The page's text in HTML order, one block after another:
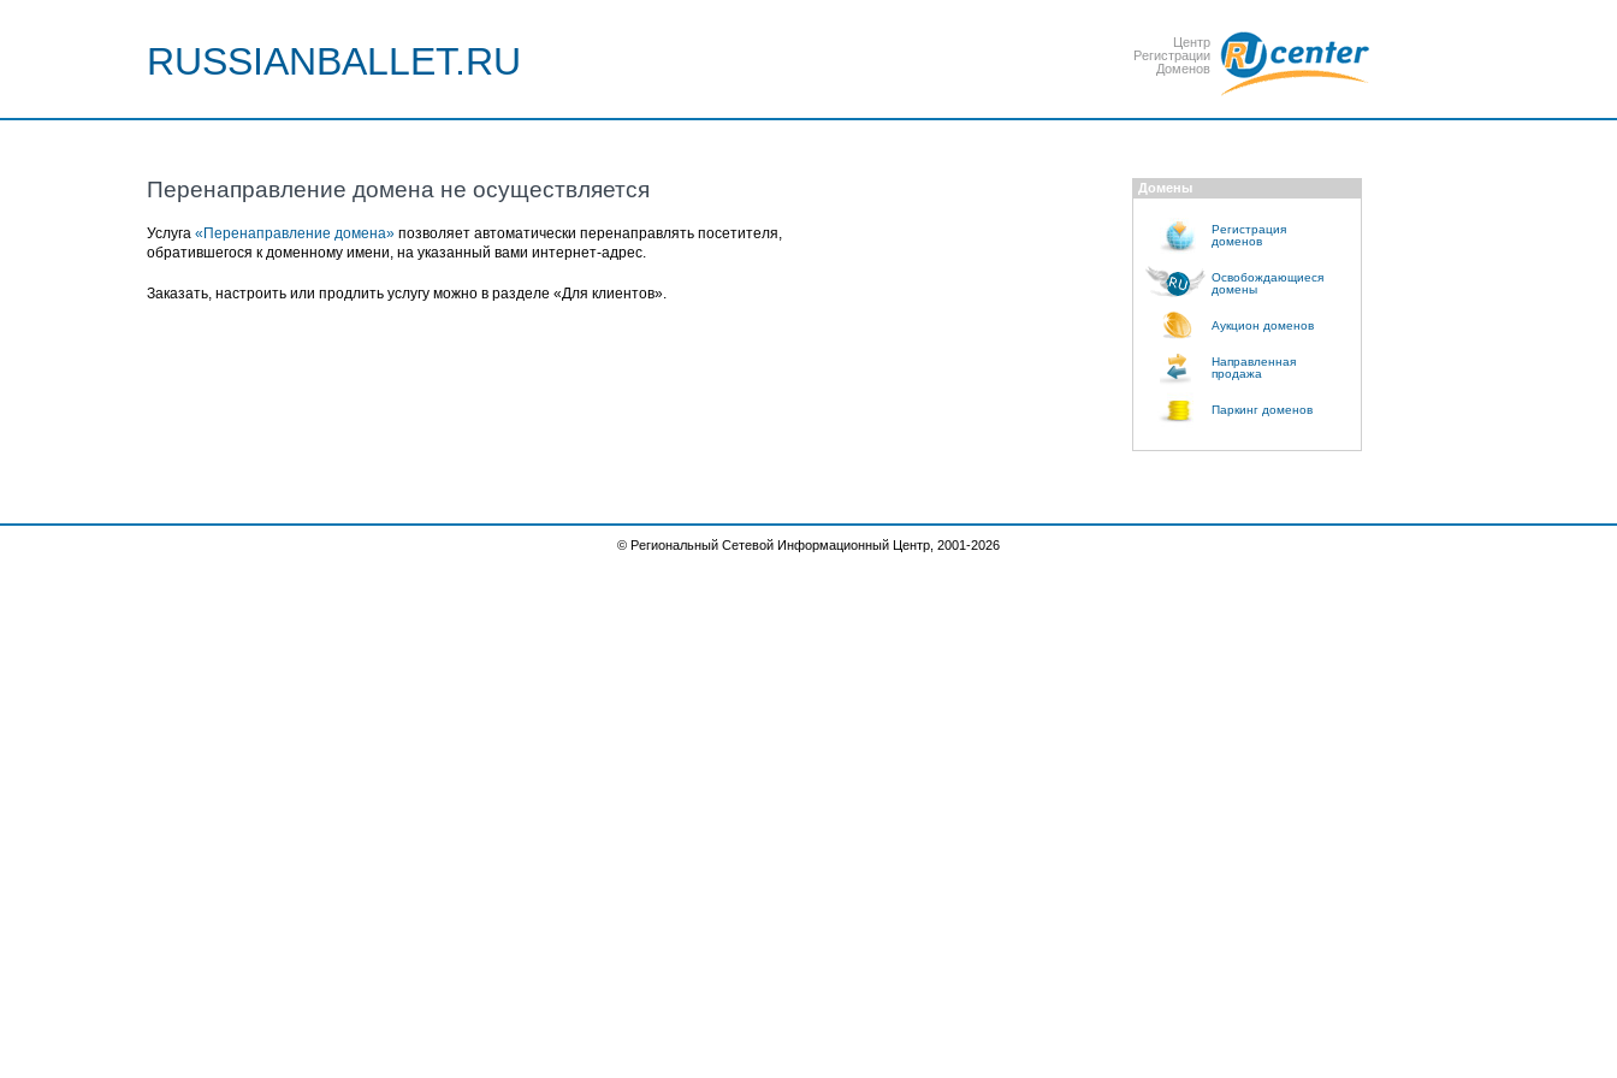
RUSSIANBALLET.RU
Центр
Регистрации
Доменов
Перенаправление домена не осуществляется
Услуга «Перенаправление домена» позволяет автоматически перенаправлять посетителя,
обратившегося к доменному имени, на указанный вами интернет-адрес.
Заказать, настроить или продлить услугу можно в разделе «Для клиентов».
Домены
Регистрация
доменов
Освобождающиеся
домены
Аукцион доменов
Направленная
продажа
Паркинг доменов
© Региональный Сетевой Информационный Центр, 2001-2026